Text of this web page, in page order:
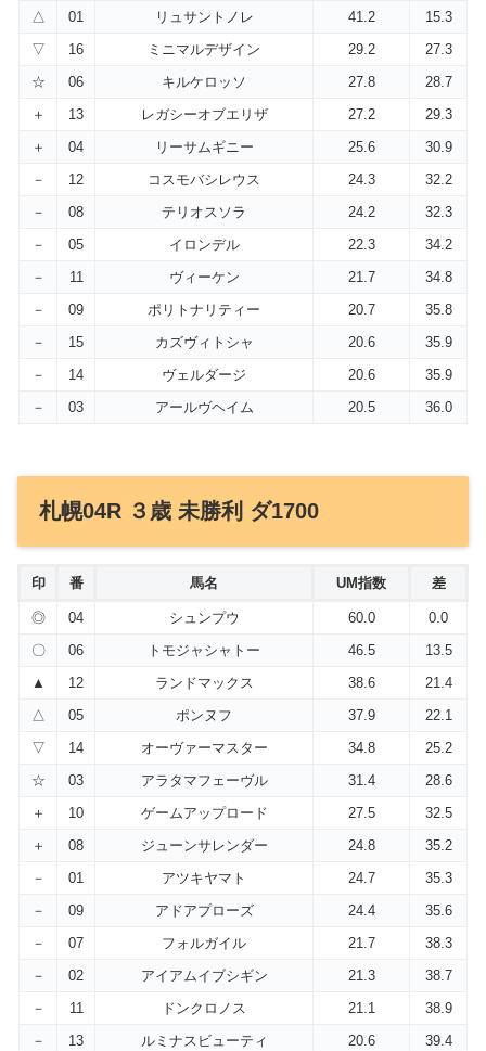
△ 01 リュサントノレ 41.2
15.3
▽
16 ミニマルデザイン 29.2
27.3
☆
06 キルケロッソ 27.8
28.7
＋
13 レガシーオブエリザ 27.2
29.3
＋
04 リーサムギニー 25.6
30.9
－
12 コスモバシレウス 24.3
32.2
－
08 テリオスソラ 24.2
32.3
－
05 イロンデル 22.3
34.2
－
11 ヴィーケン 21.7
34.8
－
09 ポリトナリティー 20.7
35.8
－
15 カズヴィトシャ 20.6
35.9
－
14 ヴェルダージ 20.6
35.9
－
03 アールヴヘイム 20.5 36.0
札幌04R ３歳 未勝利 ダ1700
印 番 馬名 UM指数 差
◎ 04 シュンプウ 60.0
0.0
〇
06 トモジャシャトー 46.5
13.5
▲
12 ランドマックス 38.6
21.4
△
05 ポンヌフ 37.9
22.1
▽
14 オーヴァーマスター 34.8
25.2
☆
03 アラタマフェーヴル 31.4
28.6
＋
10 ゲームアップロード 27.5
32.5
＋
08 ジューンサレンダー 24.8
35.2
－
01 アツキヤマト 24.7
35.3
－
09 アドアプローズ 24.4
35.6
－
07 フォルガイル 21.7
38.3
－
02 アイアムイブシギン 21.3
38.7
－
11 ドンクロノス 21.1
38.9
－
13 ルミナスビューティ 20.6 39.4